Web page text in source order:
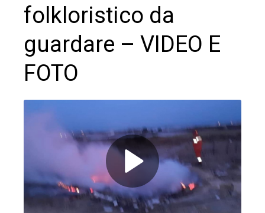
folkloristico da
guardare – VIDEO E
FOTO